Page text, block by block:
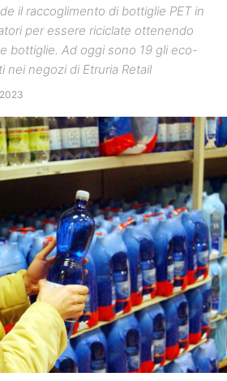
il raccoglimento di bottiglie PET in
per essere riciclate ottenendo
bottiglie. Ad oggi sono 19 gli eco-
nei negozi di Etruria Retail